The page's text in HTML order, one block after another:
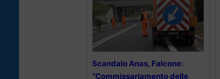
Scandalo Anas, Falcone:
“Commissariamento delle